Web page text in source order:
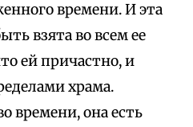
времени. И эта
взята во всем ее
ей причастно, и
храма.
времени, она есть